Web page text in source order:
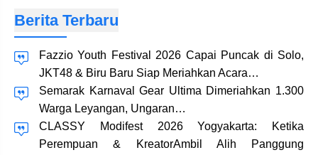
Berita Terbaru
Fazzio Youth Festival 2026 Capai Puncak di Solo,
JKT48 & Biru Baru Siap Meriahkan Acara…
Semarak Karnaval Gear Ultima Dimeriahkan 1.300
Warga Leyangan, Ungaran…
CLASSY Modifest 2026 Yogyakarta: Ketika
Perempuan & KreatorAmbil Alih Panggung